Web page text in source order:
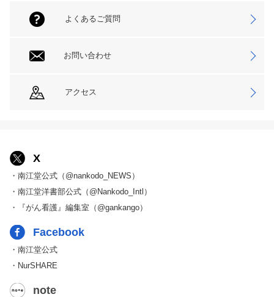
よくあるご質問
お問い合わせ
アクセス
X
・南江堂公式（@nankodo_NEWS）
・南江堂洋書部公式（@Nankodo_Intl）
・『がん看護』編集室（@gankango）
Facebook
・南江堂公式
・NurSHARE
note